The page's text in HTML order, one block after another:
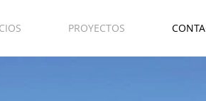
PROYECTOS